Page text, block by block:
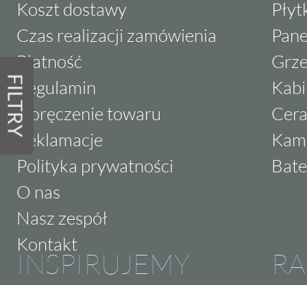
FILTRY
Koszt dostawy
Czas realizacji zamówienia
Płatność
Regulamin
Doręczenie towaru
Reklamacje
Polityka prywatności
O nas
Nasz zespół
Kontakt
INSPIRUJEMY